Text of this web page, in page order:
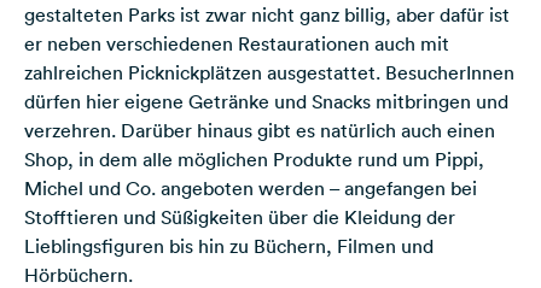
gestalteten Parks ist zwar nicht ganz billig, aber dafür ist
er neben verschiedenen Restaurationen auch mit
zahlreichen Picknickplätzen ausgestattet. BesucherInnen
dürfen hier eigene Getränke und Snacks mitbringen und
verzehren. Darüber hinaus gibt es natürlich auch einen
Shop, in dem alle möglichen Produkte rund um Pippi,
Michel und Co. angeboten werden – angefangen bei
Stofftieren und Süßigkeiten über die Kleidung der
Lieblingsfiguren bis hin zu Büchern, Filmen und
Hörbüchern.